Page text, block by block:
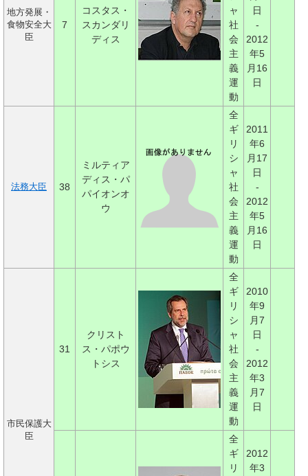
地方発展・
食物安全大
臣
7
コスタス・
スカンダリ
ディス
ャ
社
会
主
義
運
動
日
-
2012
年5
月16
日
法務大臣 38
ミルティア
ディス・パ
パイオンオ
ウ
全
ギ
リ
シ
ャ
社
会
主
義
運
動
2011
年6
月17
日
-
2012
年5
月16
日
市民保護大
臣
31
クリスト
ス・パポウ
トシス
全
ギ
リ
シ
ャ
社
会
主
義
運
動
2010
年9
月7
日
-
2012
年3
月7
日
全
ギ
リ
2012
年3